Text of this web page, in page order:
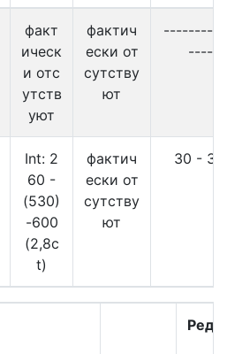
факт
ическ
и отс
утств
уют
фактич
ески от
сутству
ют
-----
Int: 2
60 -
(530)
-600
(2,8c
t)
фактич
ески от
сутству
ют
30 -